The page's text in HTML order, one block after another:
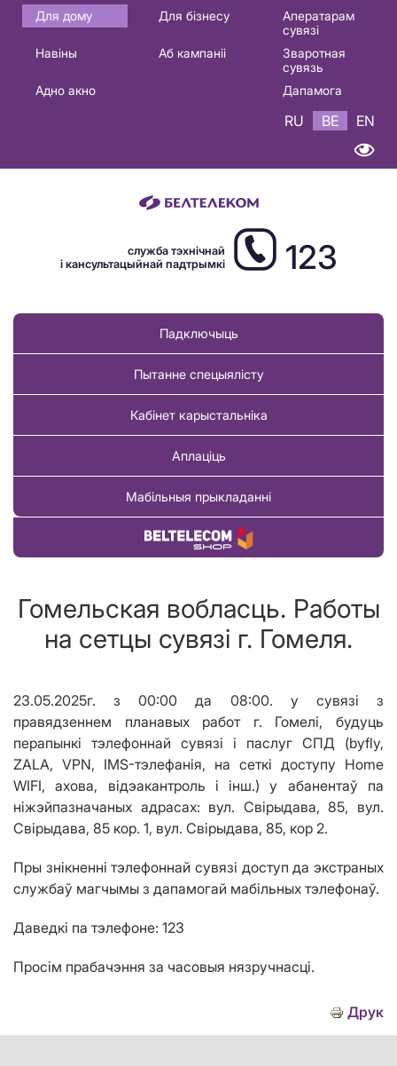
Основная
навигация
Для дому Для бізнесу
Аператарам
сувязі
Навіны
Аб кампаніі
Зваротная
сувязь
Адно акно
Дапамога
RU BE EN
служба тэхнічнай
і кансультацыйнай падтрымкі
123
Падключыць
Пытанне спецыялісту
Кабінет карыстальніка
Аплаціць
Мабільныя прыкладанні
Купіць тавар
Гомельская вобласць. Работы
на сетцы сувязі г. Гомеля.
23.05.2025г. з 00:00 да 08:00. у сувязі з
правядзеннем планавых работ г. Гомелі, будуць
перапынкі тэлефоннай сувязі і паслуг СПД (byfly,
ZALA, VPN, IMS-тэлефанія, на сеткі доступу Home
WIFI, ахова, відэакантроль і інш.) у абанентаў па
ніжэйпазначаных адрасах: вул. Свірыдава, 85, вул.
Свірыдава, 85 кор. 1, вул. Свірыдава, 85, кор 2.
Пры знікненні тэлефоннай сувязі доступ да экстраных
службаў магчымы з дапамогай мабільных тэлефонаў.
Даведкі па тэлефоне: 123
Просім прабачэння за часовыя нязручнасці.
Друк